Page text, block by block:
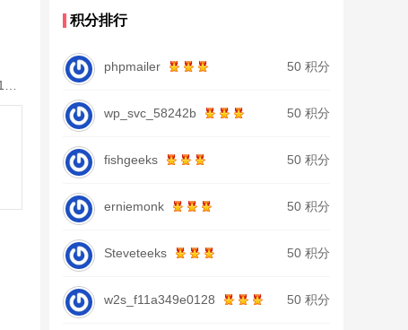
积分排行
phpmailer 50 积分
wp_svc_58242b 50 积分
fishgeeks 50 积分
erniemonk 50 积分
Steveteeks 50 积分
w2s_f11a349e0128 50 积分